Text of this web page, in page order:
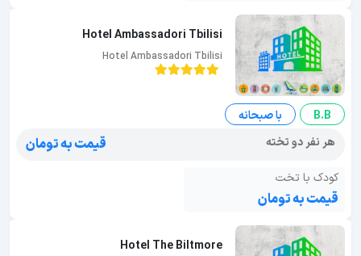
Hotel Ambassadori Tbilisi
Hotel Ambassadori Tbilisi
B.B
با صبحانه
هر نفر دو تخته
قیمت به تومان
کودک با تخت
قیمت به تومان
Hotel The Biltmore